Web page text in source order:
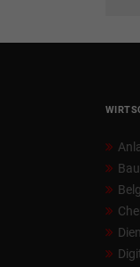
Bau